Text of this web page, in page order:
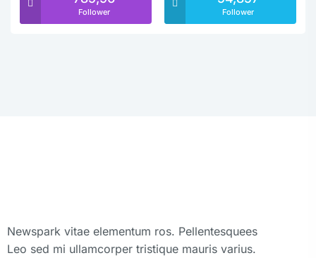
Follower Follower
Newspark vitae elementum ros. Pellentesquees
Leo sed mi ullamcorper tristique mauris varius.